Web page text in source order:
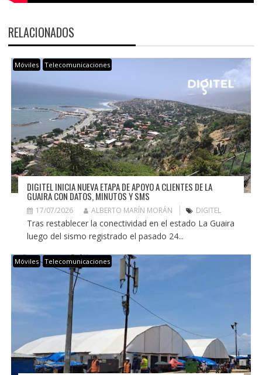
RELACIONADOS
Móviles Telecomunicaciones
DIGITEL INICIA NUEVA ETAPA DE APOYO A CLIENTES DE LA
GUAIRA CON DATOS, MINUTOS Y SMS
17/07/2026 ALBERTO MARÍN MORÁN DIGITEL
Tras restablecer la conectividad en el estado La Guaira
luego del sismo registrado el pasado 24...
Móviles Telecomunicaciones